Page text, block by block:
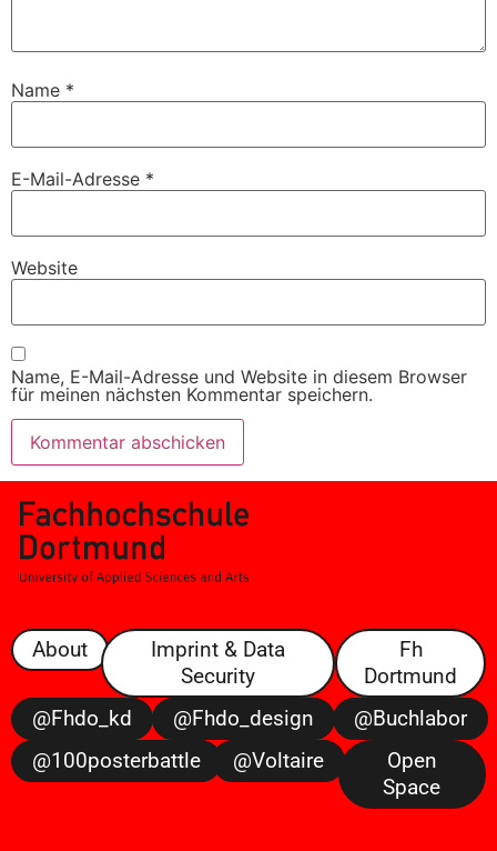
Name *
E-Mail-Adresse *
Website
Name, E-Mail-Adresse und Website in diesem Browser
für meinen nächsten Kommentar speichern.
About
Imprint & Data
Security
Fh
Dortmund
@fhdo_kd
@fhdo_design
@buchlabor
@100posterbattle
@voltaire
Open
Space